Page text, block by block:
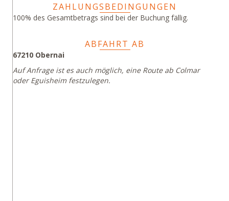
ZAHLUNGSBEDINGUNGEN
100% des Gesamtbetrags sind bei der Buchung fällig.
ABFAHRT AB
67210 Obernai
Auf Anfrage ist es auch möglich, eine Route ab Colmar
oder Eguisheim festzulegen.